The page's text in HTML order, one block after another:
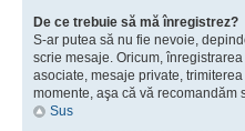
De ce trebuie să mă înregistrez?
S-ar putea să nu fie nevoie,
scrie mesaje. Oricum,
asociate, mesaje private,
momente, aşa că vă recomandăm
Sus